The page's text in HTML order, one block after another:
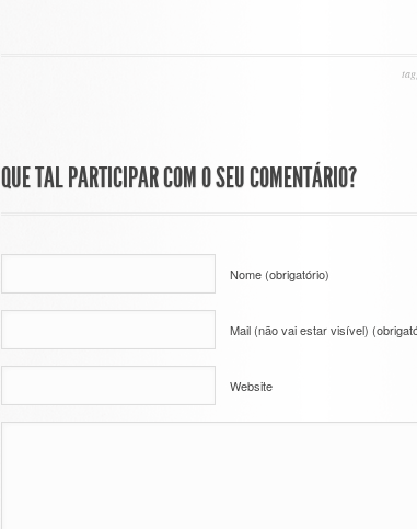
QUE TAL PARTICIPAR COM O SEU COMENTÁRIO?
Nome (obrigatório)
Mail (não vai estar visível)
Website